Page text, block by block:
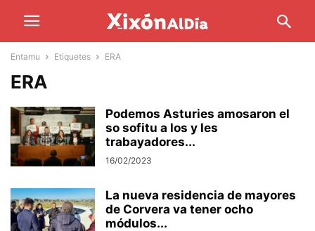
Entamu Etiquetes ERA
ERA
Podemos Asturies amosaron el
so sofitu a los y les
trabayadores...
16/02/2023
La nueva residencia de mayores
de Corvera va tener ocho
módulos...